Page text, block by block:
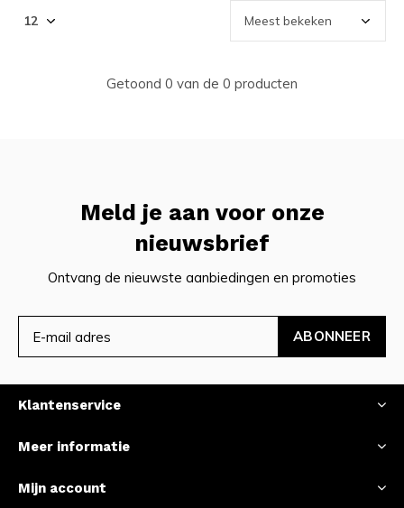
Getoond 0 van de 0 producten
Meld je aan voor onze
nieuwsbrief
Ontvang de nieuwste aanbiedingen en promoties
ABONNEER
Klantenservice
Meer informatie
Mijn account